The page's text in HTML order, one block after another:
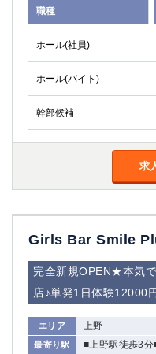
職種
ホール(社員)
ホール(バイト)
幹部候補
求
Girls Bar Smile
完全新規OPEN★本気
店♪単発1日体験12000
エリア 上野
最寄り駅 ■上野駅徒歩3
四谷
下北沢・経堂
成増駅徒歩3分の好立地
①歌舞伎町 ②新宿 ③
①銀座 ②新橋
①東武練馬 ②成増
荻窪
新小岩
湯島
市川
五井